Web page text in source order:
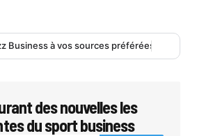
Business à vos sources préférées
des nouvelles les
du sport business